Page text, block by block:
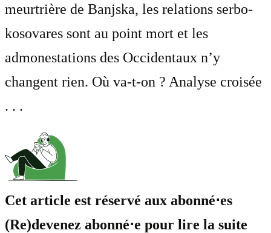
meurtrière de Banjska, les relations serbo-
kosovares sont au point mort et les
admonestations des Occidentaux n’y
changent rien. Où va-t-on ? Analyse croisée
. . .
Cet article est réservé aux abonné⋅es
(Re)devenez abonné⋅e pour lire la suite